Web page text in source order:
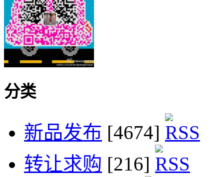
分类
新品发布 [4674]
转让求购 [216]